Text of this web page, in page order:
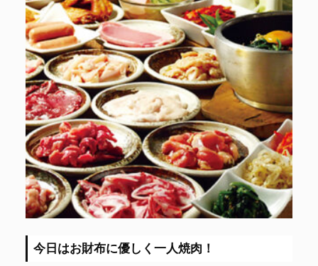
今日はお財布に優しく一人焼肉！